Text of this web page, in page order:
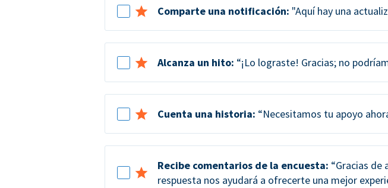
Comparte una notificación: "Aquí hay una
Alcanza un hito: “¡Lo lograste! Gracias; no
Cuenta una historia: “Necesitamos tu apoyo
Recibe comentarios de la encuesta: “Gracias
respuesta nos ayudará a ofrecerte una mejor